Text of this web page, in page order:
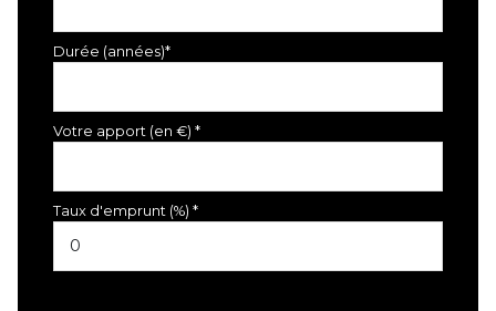
Durée (années)*
Votre apport (en €) *
Taux d'emprunt (%) *